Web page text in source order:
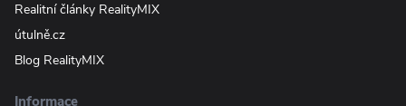
Realitní články RealityMIX
útulně.cz
Blog RealityMIX
Informace